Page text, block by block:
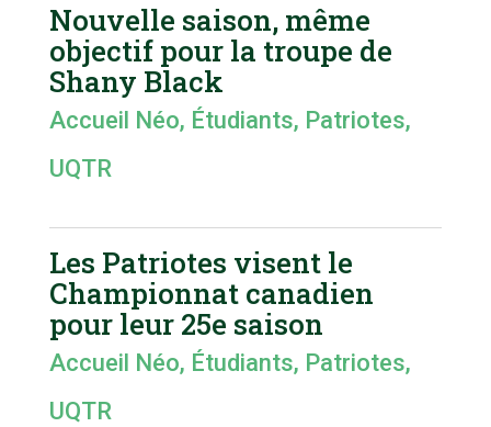
Nouvelle saison, même
objectif pour la troupe de
Shany Black
Accueil Néo, Étudiants, Patriotes,
UQTR
Les Patriotes visent le
Championnat canadien
pour leur 25e saison
Accueil Néo, Étudiants, Patriotes,
UQTR